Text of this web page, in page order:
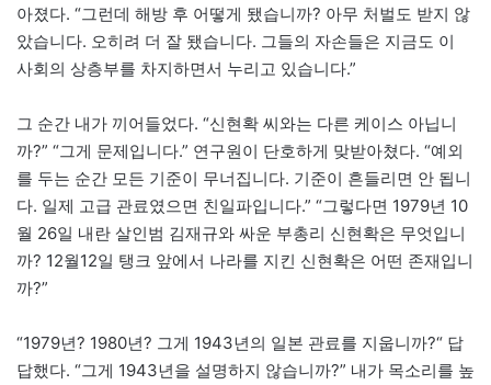
아졌다. “그런데 해방 후 어떻게 됐습니까? 아무 처벌도 받지 않
았습니다. 오히려 더 잘 됐습니다. 그들의 자손들은 지금도 이
사회의 상층부를 차지하면서 누리고 있습니다.”
그 순간 내가 끼어들었다. “신현확 씨와는 다른 케이스 아닙니
까?” “그게 문제입니다.” 연구원이 단호하게 맞받아쳤다. “예외
를 두는 순간 모든 기준이 무너집니다. 기준이 흔들리면 안 됩니
다. 일제 고급 관료였으면 친일파입니다.” “그렇다면 1979년 10
월 26일 내란 살인범 김재규와 싸운 부총리 신현확은 무엇입니
까? 12월12일 탱크 앞에서 나라를 지킨 신현확은 어떤 존재입니
까?”
“1979년? 1980년? 그게 1943년의 일본 관료를 지웁니까?“ 답
답했다. “그게 1943년을 설명하지 않습니까?” 내가 목소리를 높